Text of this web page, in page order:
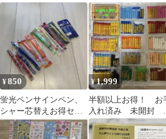
ールピルスナー（1ケー
ス）
得
¥850
蛍光ペンサインペン、
シャー芯替えお得セッ
ト！
¥1,999
半額以上お得！ お
入れ済み 未開封
使用 美品 サク
クレパス クレヨン